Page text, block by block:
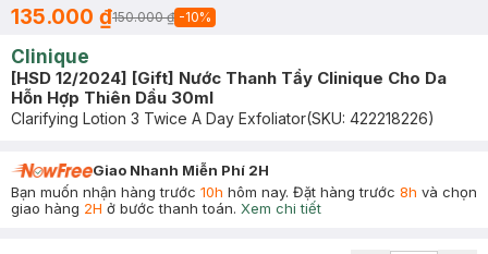
135.000 ₫150.000 ₫ -10%
Clinique
[HSD 12/2024] [Gift] Nước Thanh Tẩy Clinique Cho Da
Hỗn Hợp Thiên Dầu 30ml
Clarifying Lotion 3 Twice A Day Exfoliator(SKU: 422218226)
Giao Nhanh Miễn Phí 2H
Bạn muốn nhận hàng trước 10h hôm nay. Đặt hàng trước 8h và chọn
giao hàng 2H ở bước thanh toán. Xem chi tiết